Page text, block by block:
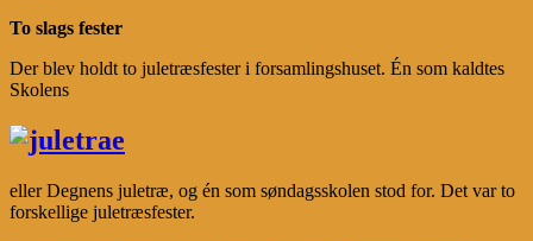
To slags fester
Der blev holdt to juletræsfester i forsamlingshuset. Én som kaldtes
Skolens
eller Degnens juletræ, og én som søndagsskolen stod for. Det var to
forskellige juletræsfester.